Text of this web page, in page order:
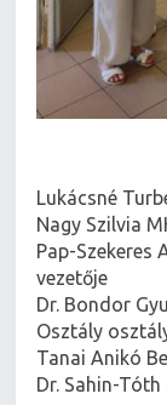
Lukácsné
Nagy Szilvia
Pap-Szekeres
vezetője
Dr. Bondor
Osztály
Tanai Anikó
Dr. Sahin-